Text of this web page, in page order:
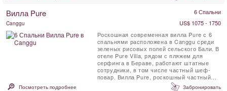
Вилла Pure 6 Спальни
Canggu
US$ 1075 - 1750
Роскошная современная вилла Pure с 6
спальнями расположена в Canggu среди
зеленых рисовых полей сельского Бали. В
отеле Pure Villa, рядом с пляжем для
серфинга в Бераве, работают штатные
сотрудники, в том числе частный шеф-
повар. Вилла Pure, роскошный частный
прокат, имеет большой ...
Посмотреть подробнее Забронировать